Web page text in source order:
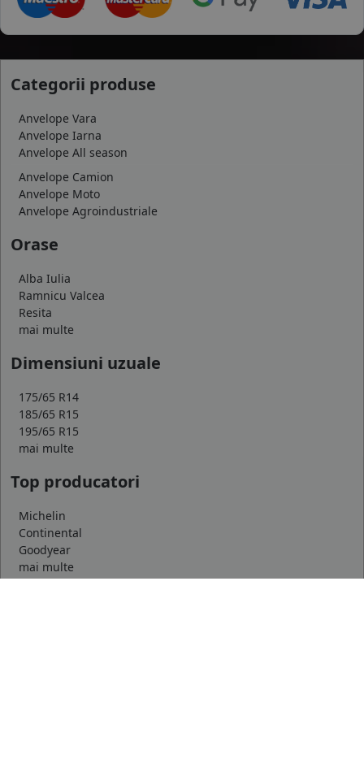
Categorii produse
Anvelope Vara
Anvelope Iarna
Anvelope All season
Anvelope Camion
Anvelope Moto
Anvelope Agroindustriale
Orase
Alba Iulia
Ramnicu Valcea
Resita
mai multe
Dimensiuni uzuale
175/65 R14
185/65 R15
195/65 R15
mai multe
Top producatori
Michelin
Continental
Goodyear
mai multe